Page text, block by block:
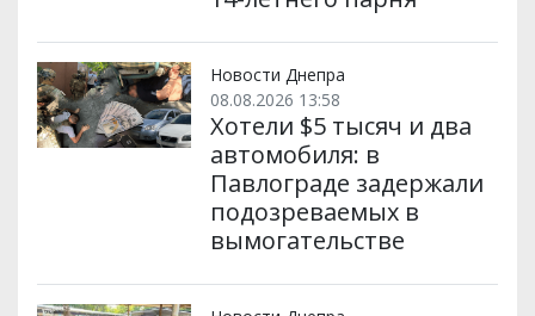
Новости Днепра
08.08.2026 13:58
Хотели $5 тысяч и два
автомобиля: в
Павлограде задержали
подозреваемых в
вымогательстве